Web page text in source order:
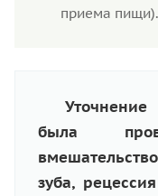
приема пищи).
была
зуба,